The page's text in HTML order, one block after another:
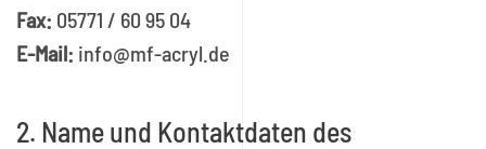
Fax: 05771 / 60 95 04
E-Mail: info@mf-acryl.de
2. Name und Kontaktdaten des